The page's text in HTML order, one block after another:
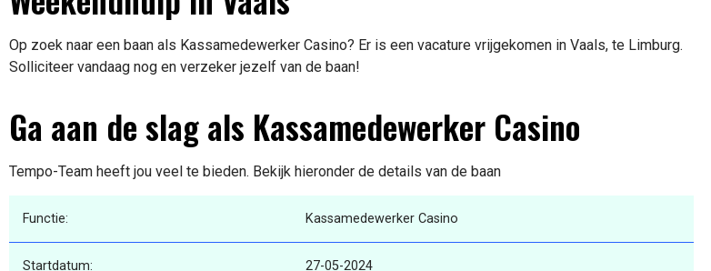
Op zoek naar een baan als Kassamedewerker Casino? Er is een vacature vrijgekomen in Vaals, te Limburg.
Solliciteer vandaag nog en verzeker jezelf van de baan!
Ga aan de slag als Kassamedewerker Casino
Tempo-Team heeft jou veel te bieden. Bekijk hieronder de details van de baan
Functie: Kassamedewerker Casino
Startdatum: 27-05-2024